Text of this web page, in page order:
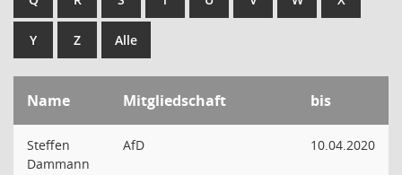
Y Z Alle
Name Mitgliedschaft bis
Steffen
Dammann
AfD 10.04.2020